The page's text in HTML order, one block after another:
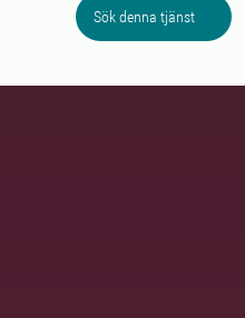
Sök denna tjänst